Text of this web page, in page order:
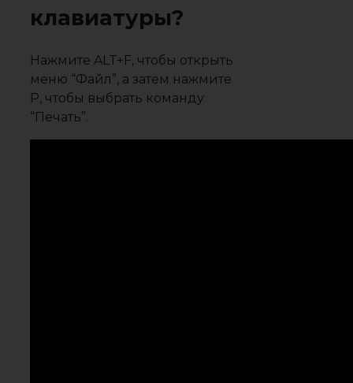
клавиатуры?
Нажмите ALT+F, чтобы открыть
меню “Файл”, а затем нажмите
P, чтобы выбрать команду
“Печать”.